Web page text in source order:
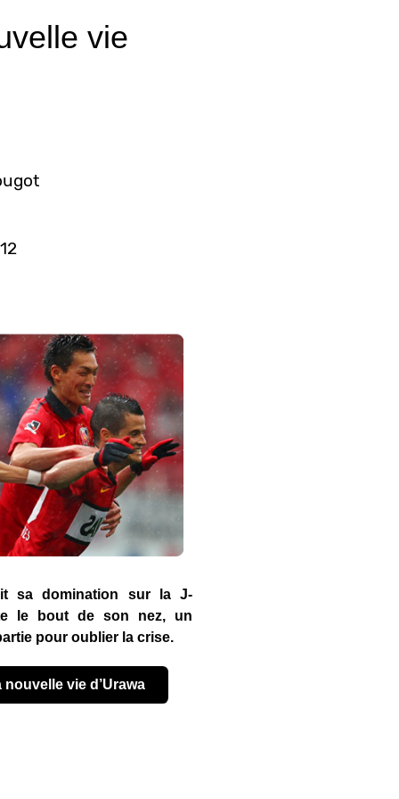
vie
sa domination sur la J-
le bout de son nez, un
pour oublier la crise.
vie d’Urawa